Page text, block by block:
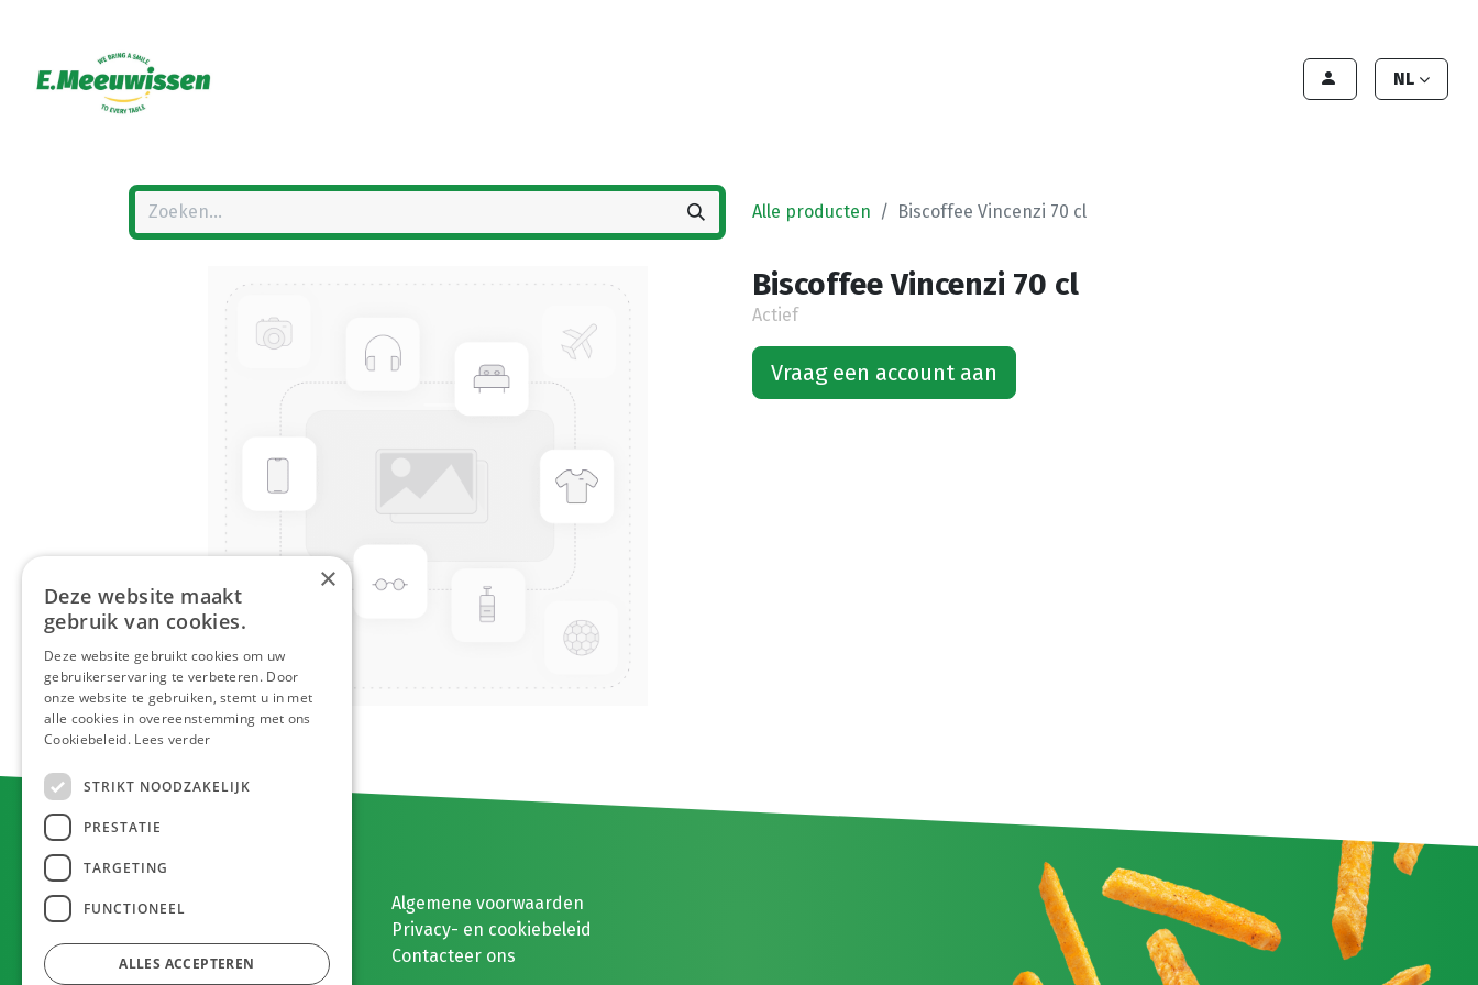
NL
Alle producten Biscoffee Vincenzi 70 cl
Biscoffee Vincenzi 70 cl
Actief
Vraag een account aan
E. MEEUWISSEN BV
Gaston Eyskenslaan 2
3900 Pelt, België
Algemene voorwaarden
Privacy- en cookiebeleid
Contacteer ons
×
Deze website maakt
gebruik van cookies.
Deze website gebruikt cookies om uw
gebruikerservaring te verbeteren. Door
onze website te gebruiken, stemt u in met
alle cookies in overeenstemming met ons
Cookiebeleid. Lees verder
STRIKT NOODZAKELIJK
PRESTATIE
TARGETING
FUNCTIONEEL
ALLES ACCEPTEREN